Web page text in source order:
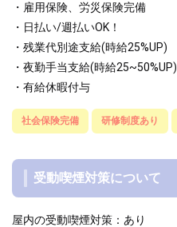
・雇用保険、労災保険完備
・日払い/週払いOK！
・残業代別途支給(時給25%UP)
・夜勤手当支給(時給25~50%UP)
・有給休暇付与
社会保険完備 研修制度あり
受動喫煙対策について
屋内の受動喫煙対策：あり